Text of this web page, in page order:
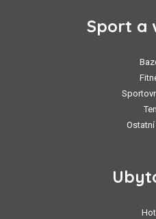
Sport a